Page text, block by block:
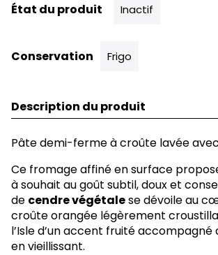
État du produit Inactif
Conservation Frigo
Description du produit
Pâte demi-ferme à croûte lavée
Ce fromage affiné en surface
à souhait au goût subtil, doux et
de cendre végétalese dévoile au
croûte orangée légèrement
l’Isle d’un accent fruité
en vieillissant.